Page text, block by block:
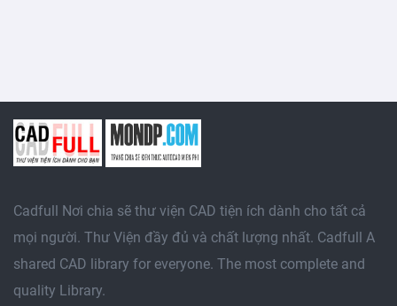
Cadfull Nơi chia sẽ thư viện CAD tiện ích dành cho tất cả
mọi người. Thư Viện đầy đủ và chất lượng nhất. Cadfull A
shared CAD library for everyone. The most complete and
quality Library.